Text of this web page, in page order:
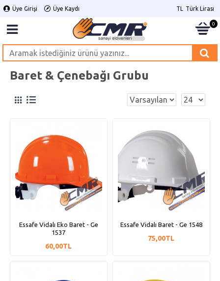
Üye Girişi Üye Kaydı TL Türk Lirası
0
Baret & Çenebağı Grubu
Essafe Vidalı Eko Baret - Ge
1537
60,00TL
Essafe Vidalı Baret - Ge 1548
75,00TL